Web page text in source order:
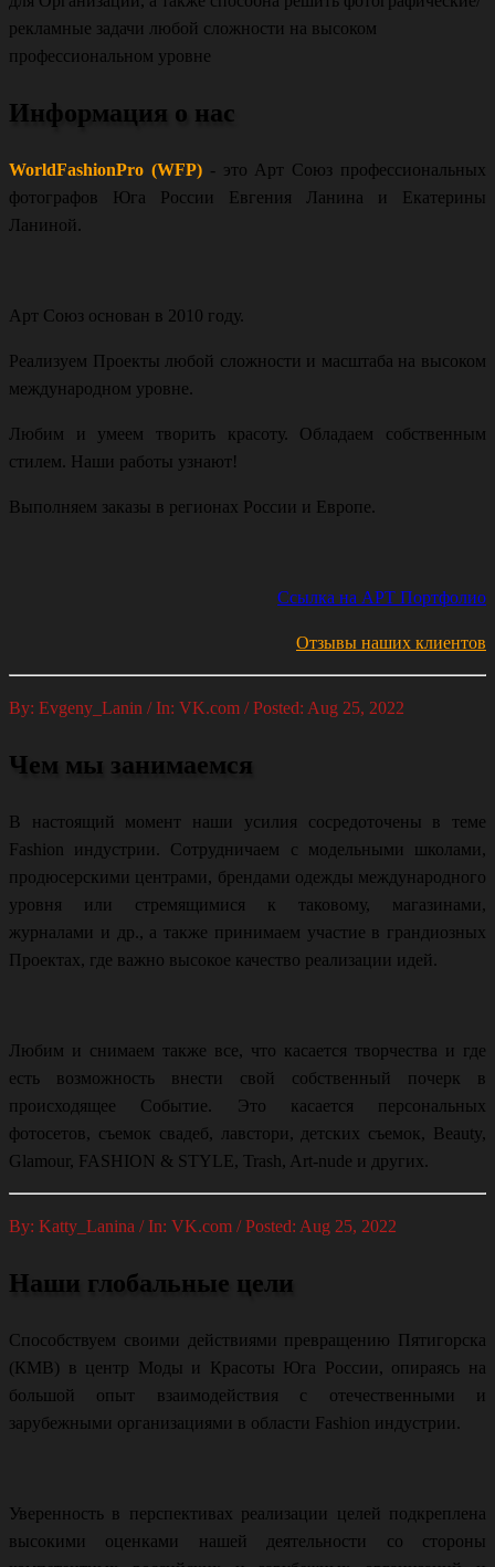
рекламные задачи любой сложности на высоком
профессиональном уровне
Информация о нас
WorldFashionPro (WFP)- это Арт Союз профессиональных
фотографов Юга России Евгения Ланина и Екатерины
Ланиной.
Арт Союз основан в 2010 году.
Реализуем Проекты любой сложности и масштаба на высоком
международном уровне.
Любим и умеем творить красоту. Обладаем собственным
стилем. Наши работы узнают!
Выполняем заказы в регионах России и Европе.
Ссылка на АРТ Портфолио
Отзывы наших клиентов
By: Evgeny_Lanin / In: VK.com / Posted: Aug 25, 2022
Чем мы занимаемся
В настоящий момент наши усилия сосредоточены в теме
Fashion индустрии. Сотрудничаем с модельными школами,
продюсерскими центрами, брендами одежды международного
уровня или стремящимися к таковому, магазинами,
журналами и др., а также принимаем участие в грандиозных
Проектах, где важно высокое качество реализации идей.
Любим и снимаем также все, что касается творчества и где
есть возможность внести свой собственный почерк в
происходящее Событие. Это касается персональных
фотосетов, съемок свадеб, лавстори, детских съемок, Beauty,
Glamour, FASHION & STYLE, Trash, Art-nude и других.
By: Katty_Lanina / In: VK.com / Posted: Aug 25, 2022
Наши глобальные цели
Способствуем своими действиями превращению Пятигорска
(КМВ) в центр Моды и Красоты Юга России, опираясь на
большой опыт взаимодействия с отечественными и
зарубежными организациями в области Fashion индустрии.
Уверенность в перспективах реализации целей подкреплена
высокими оценками нашей деятельности со стороны